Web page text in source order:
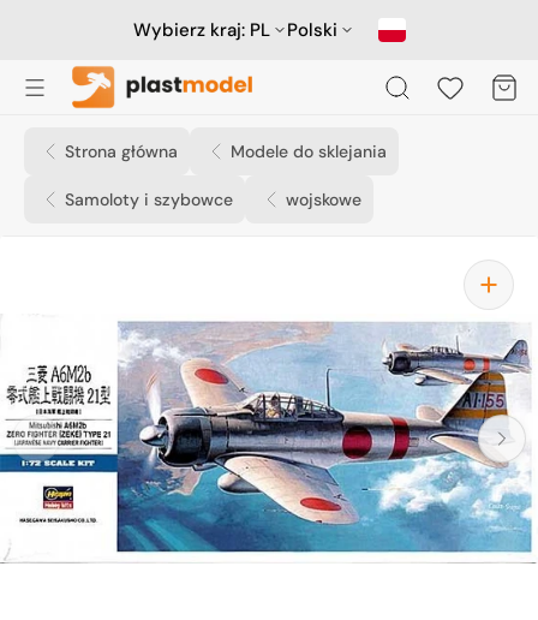
Wybierz kraj: PL Polski
Koszyk
Strona główna Modele do sklejania
Samoloty i szybowce wojskowe
Otwórz
media
1
w
widoku
galerii